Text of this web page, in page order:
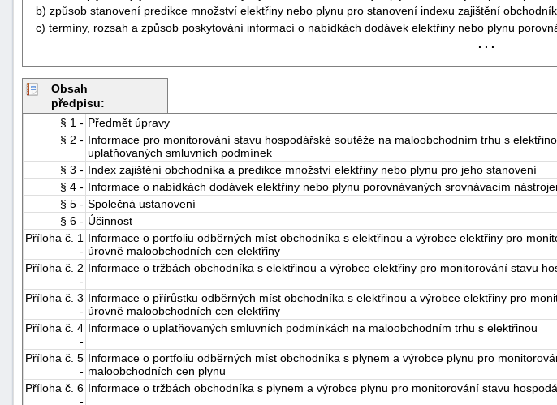
b) způsob stanovení predikce množství elektřiny nebo plynu pro stanovení indexu zajištění
c) termíny, rozsah a způsob poskytování informací o nabídkách dodávek elektřiny nebo plynu
. . .
Obsah
předpisu:
§ 1 - Předmět úpravy
§ 2 - Informace pro monitorování stavu hospodářské soutěže na maloobchodním trhu s
uplatňovaných smluvních podmínek
§ 3 - Index zajištění obchodníka a predikce množství elektřiny nebo plynu pro jeho stanovení
§ 4 - Informace o nabídkách dodávek elektřiny nebo plynu porovnávaných srovnávacím
§ 5 - Společná ustanovení
§ 6 - Účinnost
Příloha č. 1
-
Informace o portfoliu odběrných míst obchodníka s elektřinou a výrobce elektřiny pro
úrovně maloobchodních cen elektřiny
Příloha č. 2
-
Informace o tržbách obchodníka s elektřinou a výrobce elektřiny pro monitorování stavu
Příloha č. 3
-
Informace o přírůstku odběrných míst obchodníka s elektřinou a výrobce elektřiny pro
úrovně maloobchodních cen elektřiny
Příloha č. 4
-
Informace o uplatňovaných smluvních podmínkách na maloobchodním trhu s elektřinou
Příloha č. 5
-
Informace o portfoliu odběrných míst obchodníka s plynem a výrobce plynu pro
maloobchodních cen plynu
Příloha č. 6
-
Informace o tržbách obchodníka s plynem a výrobce plynu pro monitorování stavu